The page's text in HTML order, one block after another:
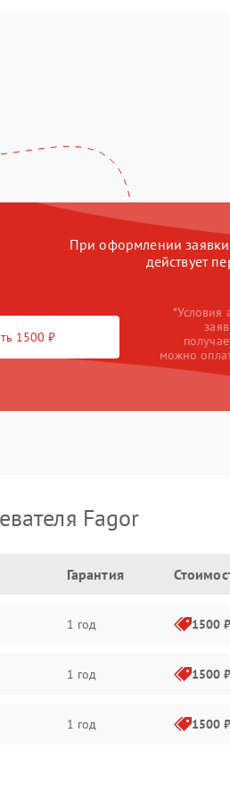
При оформлении заявки
действует
1500 ₽
*Условия
можно
Fagor
Гарантия
1 год 1500 ₽
1 год 1500 ₽
1 год 1500 ₽